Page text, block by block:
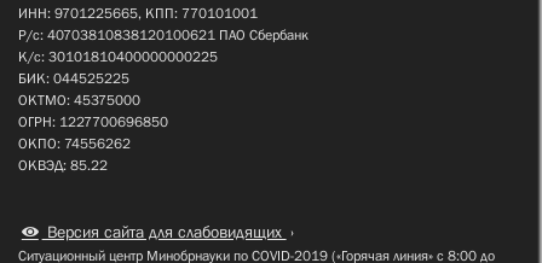
ИНН: 9701225665, КПП: 770101001
Р/с: 40703810838120100621 ПАО Сбербанк
К/с: 30101810400000000225
БИК: 044525225
ОКТМО: 45375000
ОГРН: 1227700696850
ОКПО: 74556262
ОКВЭД: 85.22
Версия сайта для слабовидящих
Ситуационный центр Минобрнауки по COVID-2019 («Горячая линия» с 8:00 до